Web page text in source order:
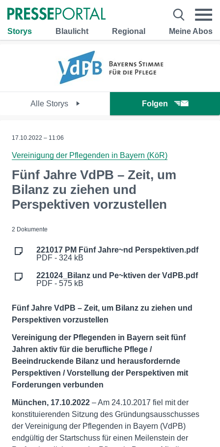
Storys Blaulicht Regional Meine Abos
Alle Storys Folgen
17.10.2022 – 11:06
Vereinigung der Pflegenden in Bayern (KöR)
Fünf Jahre VdPB – Zeit, um
Bilanz zu ziehen und
Perspektiven vorzustellen
2 Dokumente
221017 PM Fünf Jahre~nd Perspektiven.pdf
PDF - 324 kB
221024_Bilanz und Pe~ktiven der VdPB.pdf
PDF - 575 kB
Fünf Jahre VdPB – Zeit, um Bilanz zu ziehen und
Perspektiven vorzustellen
Vereinigung der Pflegenden in Bayern seit fünf
Jahren aktiv für die berufliche Pflege /
Beeindruckende Bilanz und herausfordernde
Perspektiven / Vorstellung der Perspektiven mit
Forderungen verbunden
München, 17.10.2022 – Am 24.10.2017 fiel mit der
konstituierenden Sitzung des Gründungsausschusses
der Vereinigung der Pflegenden in Bayern (VdPB)
endgültig der Startschuss für einen Meilenstein der